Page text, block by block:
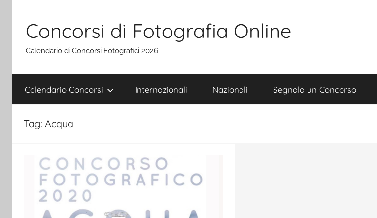
contenuto
Concorsi di Fotografia Online
Calendario di Concorsi Fotografici 2026
Calendario Concorsi Internazionali Nazionali Segnala un Concorso
Tag: Acqua